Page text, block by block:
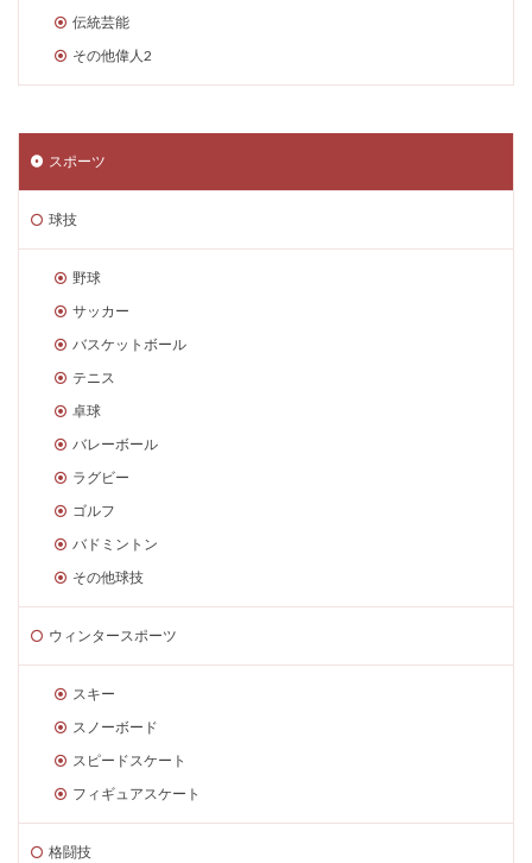
伝統芸能
その他偉人2
スポーツ
球技
野球
サッカー
バスケットボール
テニス
卓球
バレーボール
ラグビー
ゴルフ
バドミントン
その他球技
ウィンタースポーツ
スキー
スノーボード
スピードスケート
フィギュアスケート
格闘技